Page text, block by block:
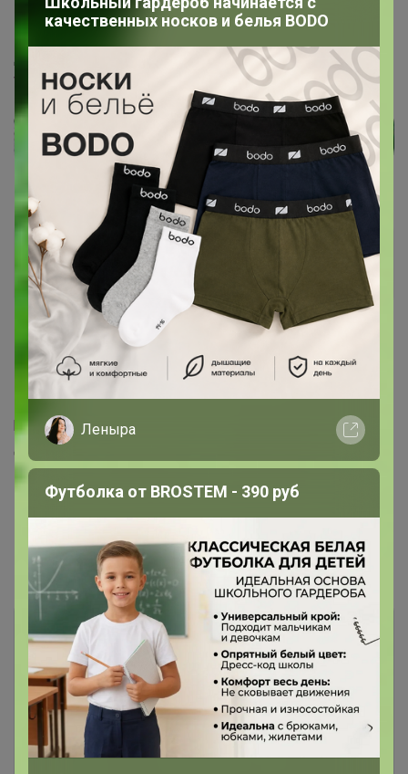
10 ноября, 2021 18:10
Добрый день. Откройте,пожалуйста,
www.ikea.com/ru/ru/p/droenjoens-dryonyons-stakan-d...
МамаКатюши
Гений СП
11 ноября, 2021 12:55
СЛАДКАЯ
, добрый день. подскажите сможем
выкупить позицию?www.ikea.com/ru/ru/p/hamarvik-
hamarvik-pruzhinnyy-...
(есть в наличии в новосибирске а
доставки на сайте в наш адрес нет)
1 2 3 4
Показаны записи1-10из37 .
Чтобы ответить или задать вопрос
качественных носков и белья BODO
Леныра
Футболка от BROSTEM - 390 руб